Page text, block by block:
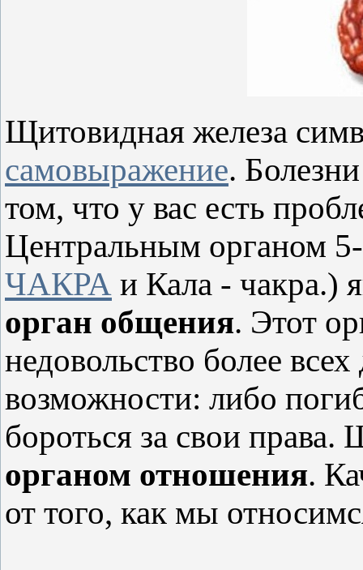
Щитовидная железа
самовыражение.
том, что у вас есть
Центральным органом
ЧАКРА и Кала - чакра.)
орган общения. Этот
недовольство более
возможности: либо
бороться за свои права.
органом отношения.
от того, как мы